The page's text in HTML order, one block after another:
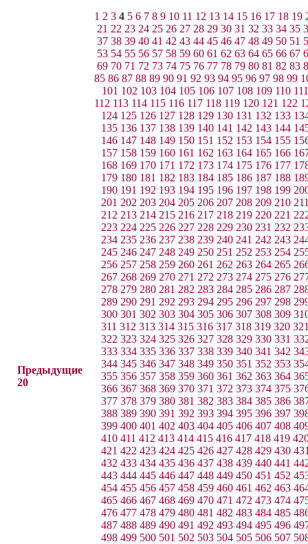
Предыдущие
20
1 2 3 4 5 6 7 8 9 10 11 12 13 14 15 16 17 18 19
21 22 23 24 25 26 27 28 29 30 31 32 33 34 35
37 38 39 40 41 42 43 44 45 46 47 48 49 50 51
53 54 55 56 57 58 59 60 61 62 63 64 65 66 67
69 70 71 72 73 74 75 76 77 78 79 80 81 82 83
85 86 87 88 89 90 91 92 93 94 95 96 97 98 99
101 102 103 104 105 106 107 108 109 110 111
112 113 114 115 116 117 118 119 120 121 122
124 125 126 127 128 129 130 131 132 133
135 136 137 138 139 140 141 142 143 144
146 147 148 149 150 151 152 153 154 155
157 158 159 160 161 162 163 164 165 166
168 169 170 171 172 173 174 175 176 177
179 180 181 182 183 184 185 186 187 188
190 191 192 193 194 195 196 197 198 199
201 202 203 204 205 206 207 208 209 210
212 213 214 215 216 217 218 219 220 221
223 224 225 226 227 228 229 230 231 232
234 235 236 237 238 239 240 241 242 243
245 246 247 248 249 250 251 252 253 254
256 257 258 259 260 261 262 263 264 265
267 268 269 270 271 272 273 274 275 276
278 279 280 281 282 283 284 285 286 287
289 290 291 292 293 294 295 296 297 298
300 301 302 303 304 305 306 307 308 309
311 312 313 314 315 316 317 318 319 320
322 323 324 325 326 327 328 329 330 331
333 334 335 336 337 338 339 340 341 342
344 345 346 347 348 349 350 351 352 353
355 356 357 358 359 360 361 362 363 364
366 367 368 369 370 371 372 373 374 375
377 378 379 380 381 382 383 384 385 386
388 389 390 391 392 393 394 395 396 397
399 400 401 402 403 404 405 406 407 408
410 411 412 413 414 415 416 417 418 419
421 422 423 424 425 426 427 428 429 430
432 433 434 435 436 437 438 439 440 441
443 444 445 446 447 448 449 450 451 452
454 455 456 457 458 459 460 461 462 463
465 466 467 468 469 470 471 472 473 474
476 477 478 479 480 481 482 483 484 485
487 488 489 490 491 492 493 494 495 496
498 499 500 501 502 503 504 505 506 507